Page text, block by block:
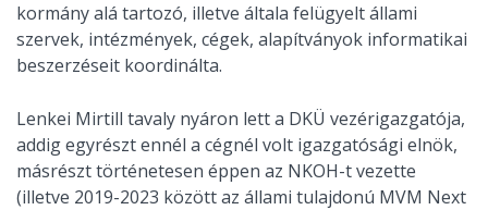
kormány alá tartozó, illetve általa felügyelt állami
szervek, intézmények, cégek, alapítványok informatikai
beszerzéseit koordinálta.
Lenkei Mirtill tavaly nyáron lett a DKÜ vezérigazgatója,
addig egyrészt ennél a cégnél volt igazgatósági elnök,
másrészt történetesen éppen az NKOH-t vezette
(illetve 2019-2023 között az állami tulajdonú MVM Next